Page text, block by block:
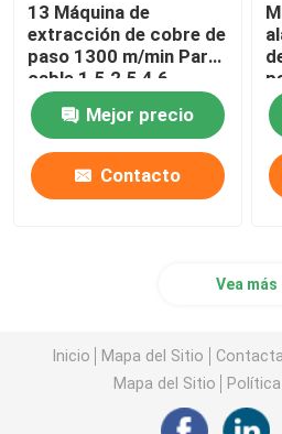
13 Máquina de
extracción de cobre de
paso 1300 m/min Para
cable 1.5 2.5 4 6
Mejor precio
Contacto
Vea más
Inicio Mapa del Sitio
Mapa del Sitio